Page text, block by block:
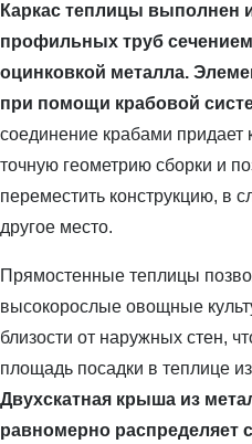
Каркас теплицы выполнен
профильных труб
оцинковкой металла.
при помощи крабовой
соединение крабами придает
точную геометрию сборки и
переместить конструкцию, в
другое место.
Прямостенные теплицы
высокорослые овощные
близости от наружных стен,
площадь посадки в теплице
Двухскатная крыша из
равномерно распределяет